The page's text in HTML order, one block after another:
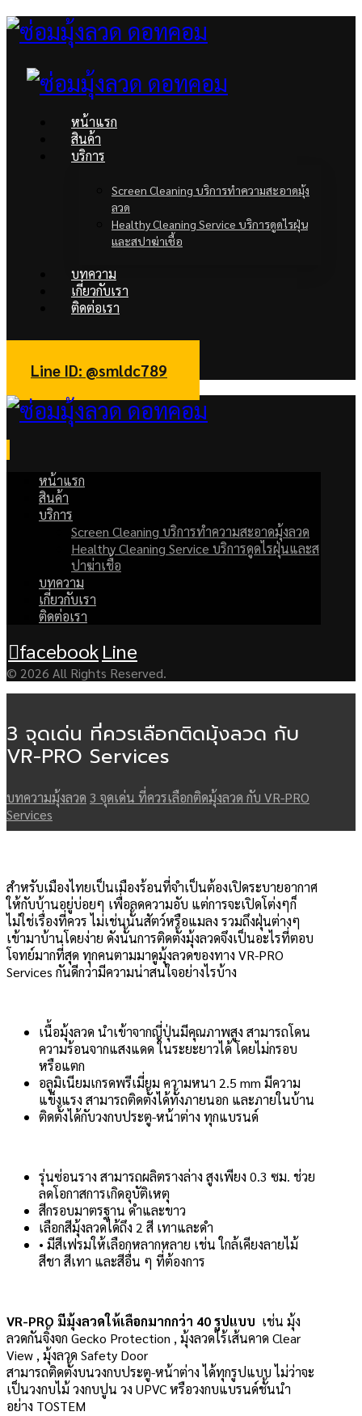
หน้าแรก
สินค้า
บริการ
Screen Cleaning บริการทำความสะอาดมุ้ง
ลวด
Healthy Cleaning Service บริการดูดไรฝุ่น
และสปาฆ่าเชื้อ
บทความ
เกี่ยวกับเรา
ติดต่อเรา
facebookLine
Line ID: @smldc789
หน้าแรก
สินค้า
บริการ
Screen Cleaning บริการทำความสะอาดมุ้งลวด
Healthy Cleaning Service บริการดูดไรฝุ่นและส
ปาฆ่าเชื้อ
บทความ
เกี่ยวกับเรา
ติดต่อเรา
facebookLine
© 2026 All Rights Reserved.
3 จุดเด่น ที่ควรเลือกติดมุ้งลวด กับ
VR-PRO Services
บทความมุ้งลวด 3 จุดเด่น ที่ควรเลือกติดมุ้งลวด กับ VR-PRO
Services
สำหรับเมืองไทยเป็นเมืองร้อนที่จำเป็นต้องเปิดระบายอากาศ
ให้กับบ้านอยู่บ่อยๆ เพื่อลดความอับ แต่การจะเปิดโต่งๆก็
ไม่ใช่เรื่องที่ควร ไม่เช่นนั้นสัตว์หรือแมลง รวมถึงฝุ่นต่างๆ
เข้ามาบ้านโดยง่าย ดังนั้นการติดตั้งมุ้งลวดจึงเป็นอะไรที่ตอบ
โจทย์มากที่สุด ทุกคนตามมาดูมุ้งลวดของทาง VR-PRO
Services กันดีกว่ามีความน่าสนใจอย่างไรบ้าง
เนื้อมุ้งลวด นำเข้าจากญี่ปุ่นมีคุณภาพสูง สามารถโดน
ความร้อนจากแสงแดด ในระยะยาวได้ โดยไม่กรอบ
หรือแตก
อลูมิเนียมเกรดพรีเมี่ยม ความหนา 2.5 mm มีความ
แข็งแรง สามารถติดตั้งได้ทั้งภายนอก และภายในบ้าน
ติดตั้งได้กับวงกบประตู-หน้าต่าง ทุกแบรนด์
รุ่นซ่อนราง สามารถผลิตรางล่าง สูงเพียง 0.3 ซม. ช่วย
ลดโอกาสการเกิดอุบัติเหตุ
สีกรอบมาตรฐาน ดำและขาว
เลือกสีมุ้งลวดได้ถึง 2 สี เทาและดำ
• มีสีเฟรมให้เลือกหลากหลาย เช่น ใกล้เคียงลายไม้
สีชา สีเทา และสีอื่น ๆ ที่ต้องการ
VR-PRO มีมุ้งลวดให้เลือกมากกว่า 40 รูปแบบ เช่น มุ้ง
ลวดกันจิ้งจก Gecko Protection , มุ้งลวดไร้เส้นคาด Clear
View , มุ้งลวด Safety Door
สามารถติดตั้งบนวงกบประตู-หน้าต่าง ได้ทุกรูปแบบ ไม่ว่าจะ
เป็นวงกบไม้ วงกบปูน วง UPVC หรือวงกบแบรนด์ชั้นนำ
อย่าง TOSTEM